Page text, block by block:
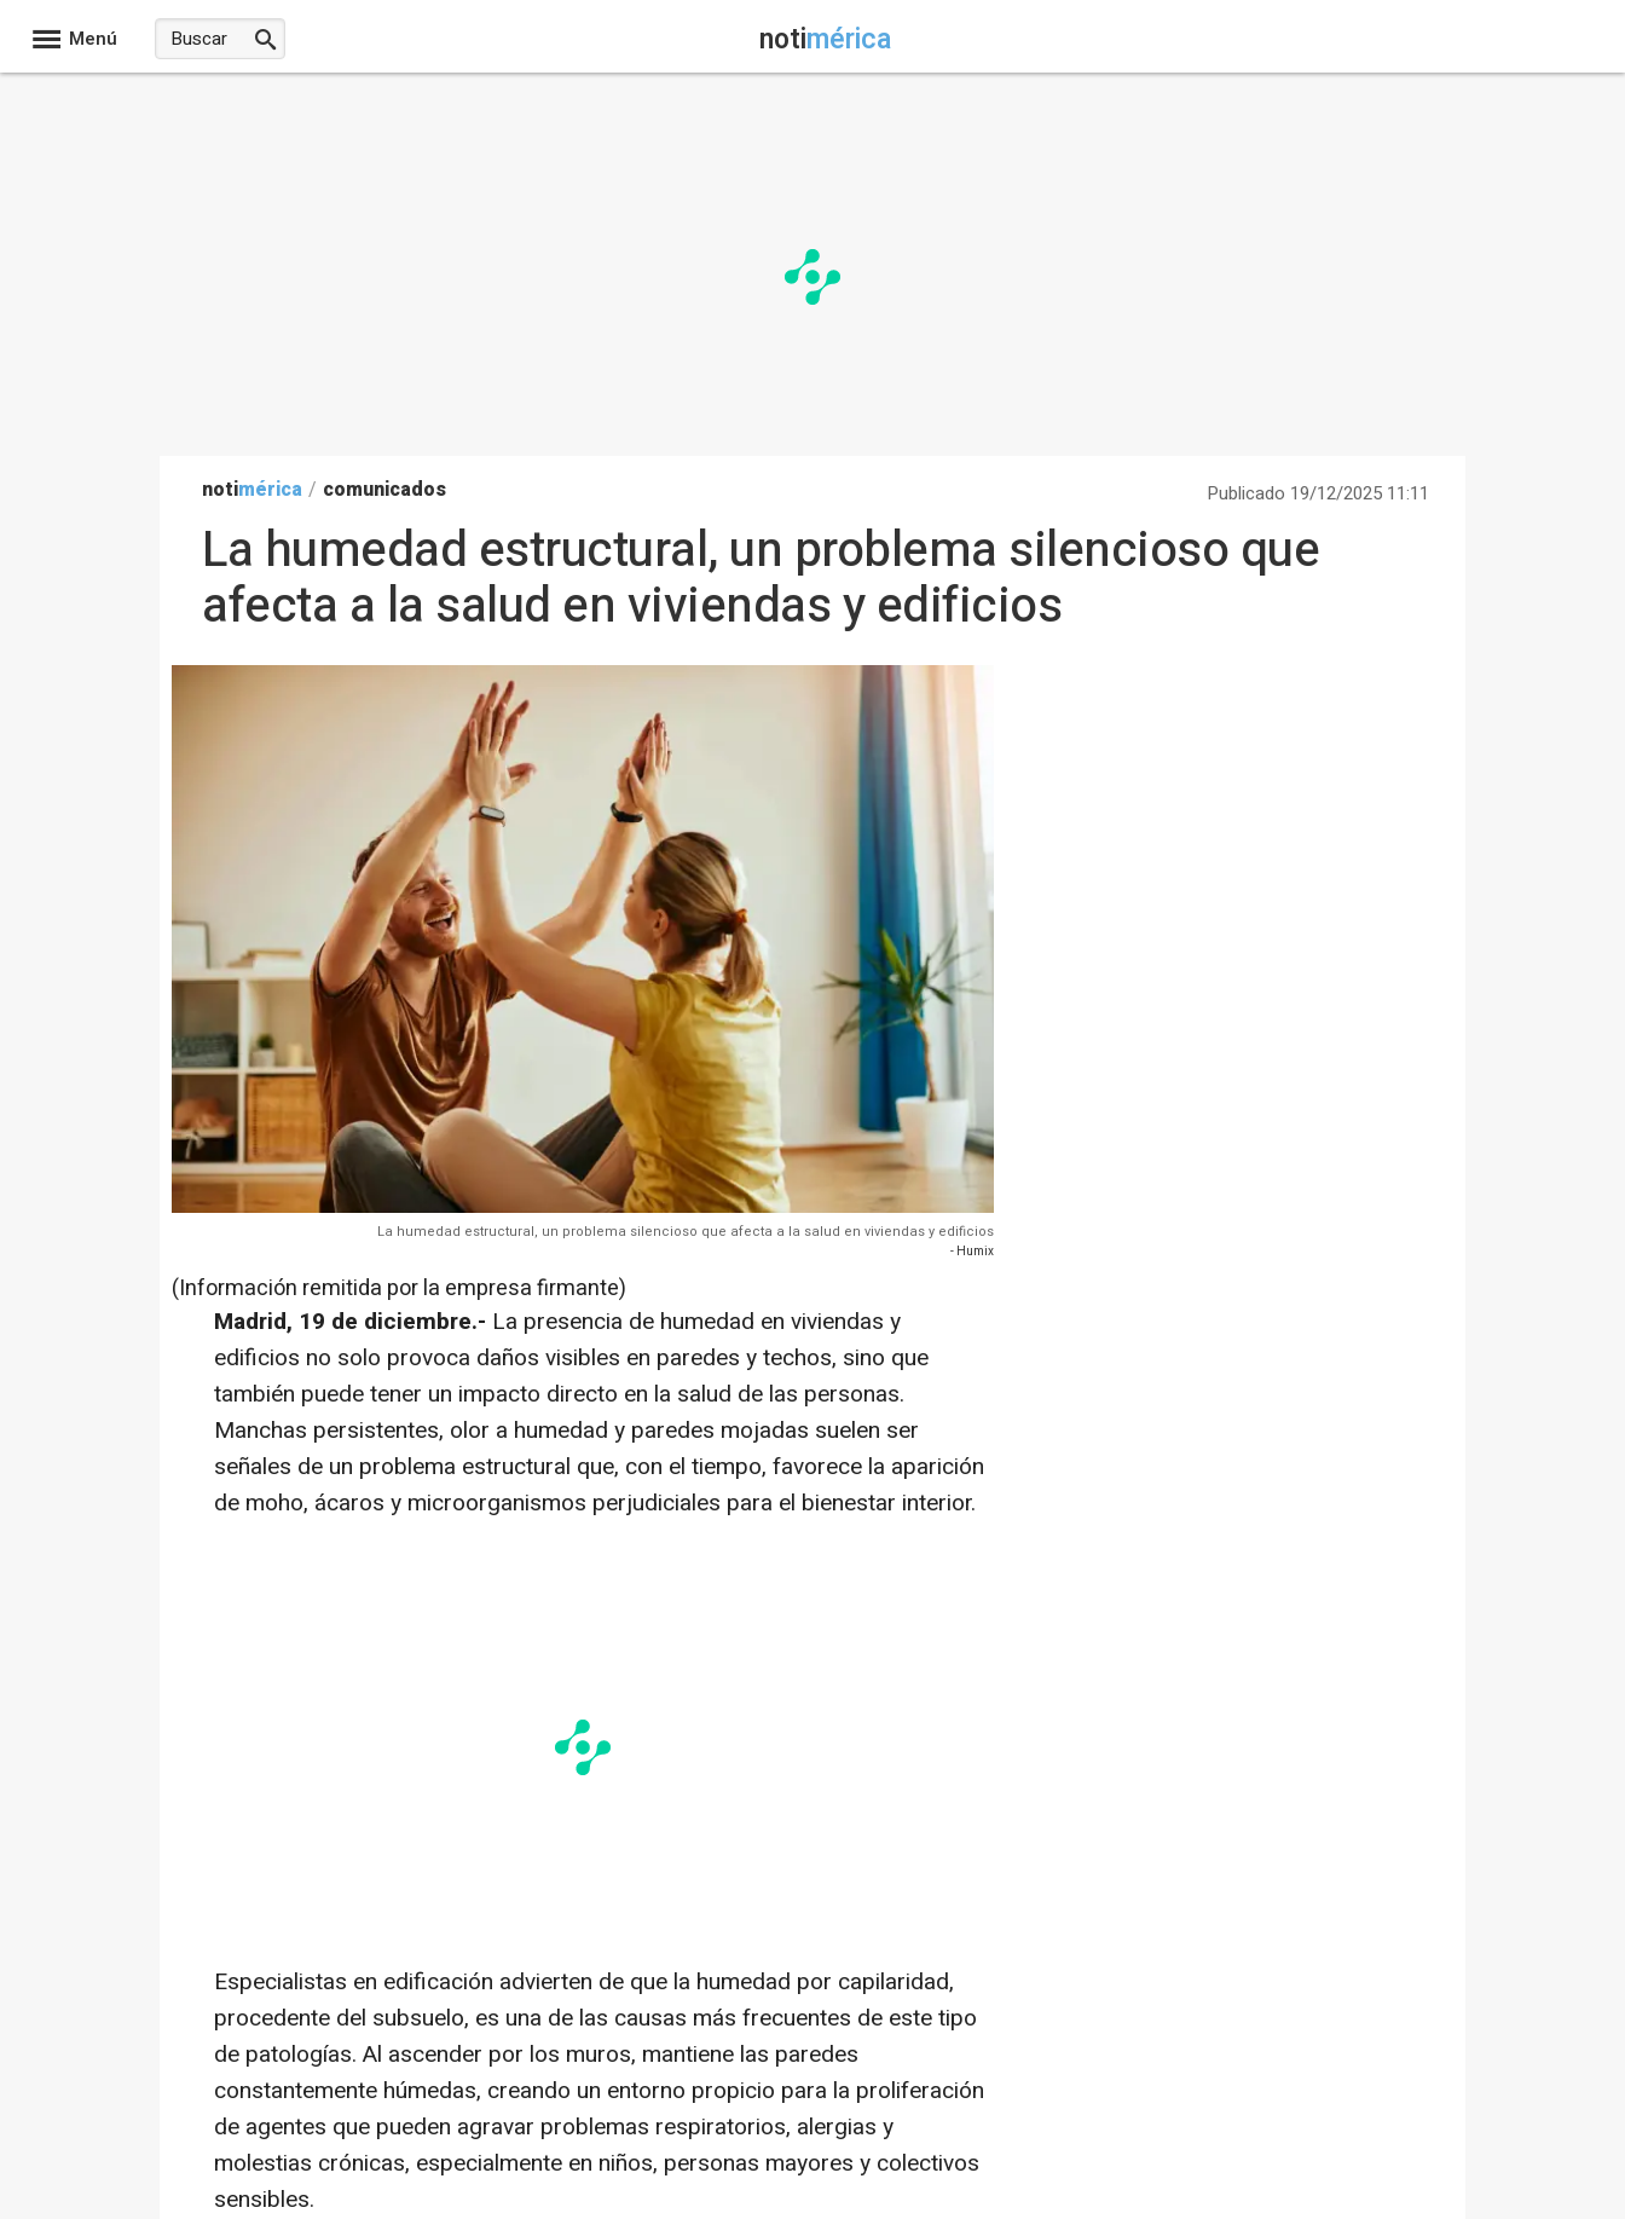
Menú notimérica
notimérica / comunicados Publicado 19/12/2025 11:11
La humedad estructural, un problema silencioso que
afecta a la salud en viviendas y edificios
La humedad estructural, un problema silencioso que afecta a la salud en viviendas y edificios
- Humix
(Información remitida por la empresa firmante)
Madrid, 19 de diciembre.- La presencia de humedad en viviendas y
edificios no solo provoca daños visibles en paredes y techos, sino que
también puede tener un impacto directo en la salud de las personas.
Manchas persistentes, olor a humedad y paredes mojadas suelen ser
señales de un problema estructural que, con el tiempo, favorece la aparición
de moho, ácaros y microorganismos perjudiciales para el bienestar interior.
Especialistas en edificación advierten de que la humedad por capilaridad,
procedente del subsuelo, es una de las causas más frecuentes de este tipo
de patologías. Al ascender por los muros, mantiene las paredes
constantemente húmedas, creando un entorno propicio para la proliferación
de agentes que pueden agravar problemas respiratorios, alergias y
molestias crónicas, especialmente en niños, personas mayores y colectivos
sensibles.